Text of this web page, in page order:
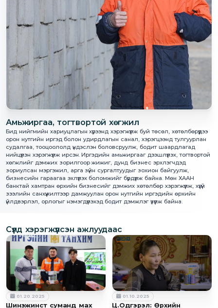
Амьжиргаа, тогтвортой хөгжил
Бид нийгмийн хариуцлагын хүрээнд хэрэгжүүлж буй төсөл, хөтөлбөрүүдээ
орон нутгийн иргэд болон удирдлагын санал, хэрэгцээнд тулгуурлан
судалгаа, тооцоололд үндэслэн боловсруулж, бодит шаардлагад
нийцүүлэн хэрэгжүүлж ирсэн. Иргэдийн амьжиргааг дээшлүүлэх, тогтвортой
хөгжлийг дэмжих зорилгоор жижиг, дунд бизнес эрхлэгчдэд
зориулсан мэргэжил, арга зүйн сургалтуудыг зохион байгуулж,
бизнесийн гараагаа эхлүүлэх боломжийг бүрдүүлж байна. Мөн ХААН
банктай хамтран өрхийн бизнесийг дэмжих хөтөлбөр хэрэгжүүлж, хүүгүй
зээлийн санхүүжилтээр дамжуулан орон нутгийн иргэдийн өрхийн
үйлдвэрлэл, орлогыг нэмэгдүүлэхэд бодит дэмжлэг үзүүлж байна.
Сүүлд хэрэгжүүлсэн ажлуудаас
01.20.2025
Шинэжинст суманд мах
01.10.2025
Ц.Одгэрэл: Өрхийн